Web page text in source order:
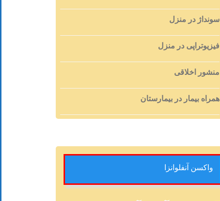
سونداژ در منزل
فیزیوتراپی در منزل
منشور اخلاقی
همراه بیمار در بیمارستان
واکسن آنفلوانزا